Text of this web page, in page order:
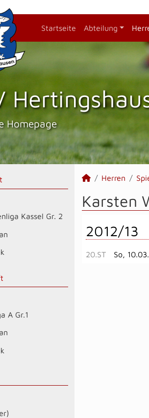
Startseite Abteilung
Homepage
Kassel Gr. 2
A Gr.1
Herren
Karsten
2012/13
20.ST So,